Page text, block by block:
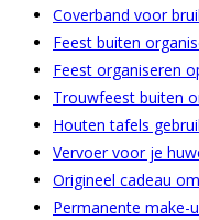
Coverband voor
Feest buiten
Feest organiseren
Trouwfeest buiten
Houten tafels
Vervoer voor je
Origineel cadeau
Permanente make-